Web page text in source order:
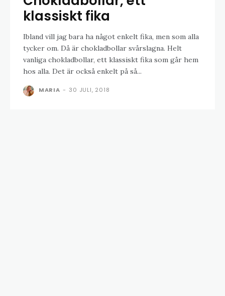
klassiskt fika
Ibland vill jag bara ha något enkelt fika, men som alla
tycker om. Då är chokladbollar svårslagna. Helt
vanliga chokladbollar, ett klassiskt fika som går hem
hos alla. Det är också enkelt på så...
MARIA - 30 JULI, 2018